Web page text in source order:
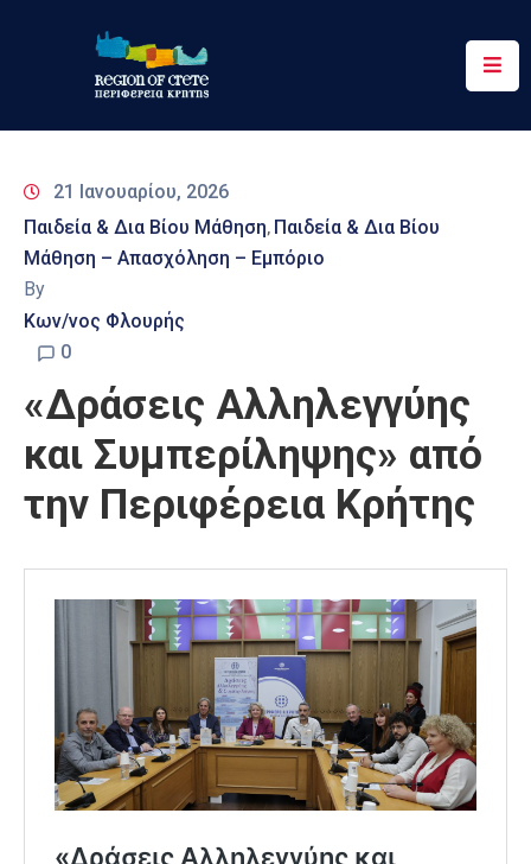
Περιφέρεια
&
Δράσεις
Ψηφιακές
Υπηρεσίες
Επικοινωνία
21 Ιανουαρίου, 2026
Παιδεία & Δια Βίου Μάθηση‚ Παιδεία & Δια Βίου
Μάθηση – Απασχόληση – Εμπόριο
By
Κων/νος Φλουρής
0
«Δράσεις Αλληλεγγύης
και Συμπερίληψης» από
την Περιφέρεια Κρήτης